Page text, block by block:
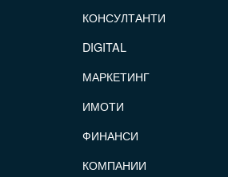
КОНСУЛТАНТИ
DIGITAL
МАРКЕТИНГ
ИМОТИ
ФИНАНСИ
КОМПАНИИ